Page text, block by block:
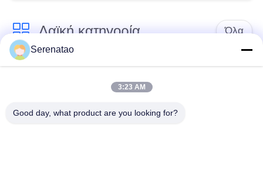
Λαϊκή κατηγορία Όλα
Πολυ φορτηγό
κιβωτίων
Χημική δεξαμενή
Ευρώ που
Serenatao
3:23 AM
Good day, what product are you looking for?